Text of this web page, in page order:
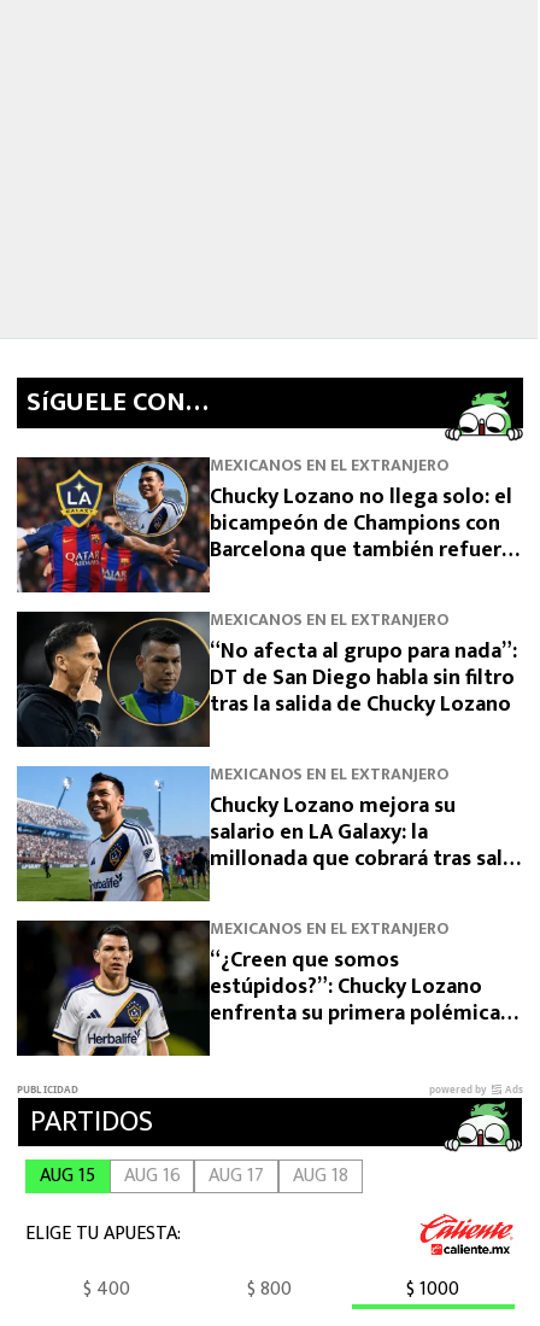
SíGUELE CON…
MEXICANOS EN EL EXTRANJERO
Chucky Lozano no llega solo: el
bicampeón de Champions con
Barcelona que también refuerza
MEXICANOS EN EL EXTRANJERO
“No afecta al grupo para nada”:
DT de San Diego habla sin filtro
tras la salida de Chucky Lozano
MEXICANOS EN EL EXTRANJERO
Chucky Lozano mejora su
salario en LA Galaxy: la
millonada que cobrará tras salir
MEXICANOS EN EL EXTRANJERO
“¿Creen que somos
estúpidos?”: Chucky Lozano
enfrenta su primera polémica